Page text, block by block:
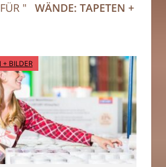
"
WÄNDE: TAPETEN +
+ BILDER